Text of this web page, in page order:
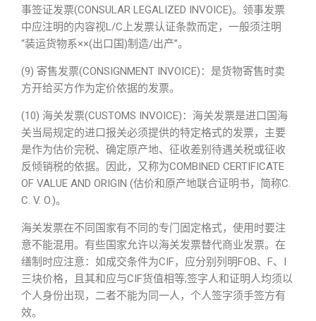
事签证发票(CONSULAR LEGALIZED INVOICE)。领事发票
中应注明的内容视L/C上发票认证条款而定，一般须注明
“装运货物系××(出口国)制造/出产”。
(9) 寄售发票(CONSIGNMENT INVOICE)：是货物寄售时卖
方开给买方作为定价依据的发票。
(10) 海关发票(CUSTOMS INVOICE)：海关发票是进口国海
关当局规定的进口报关必须提供的特定格式的发票，主要
是作为估价完税、确定原产地、征收差别待遇关税或征收
反倾销税的依据。因此，又称为COMBINED CERTIFICATE
OF VALUE AND ORIGIN (估价和原产地联合证明书，简称C.
C. V. O.)。
海关发票在不同国家有不同的专门固定格式，使用时要注
意不能混用。有些国家允许以海关发票替代商业发票。在
缮制时应注意：如成交条件为CIF，应分别列明FOB、F、I
三块价格，且其和应与CIF货值相等;签字人和证明人均须以
个人身份出现，二者不能为同一人，个人签字须手签方有
效。